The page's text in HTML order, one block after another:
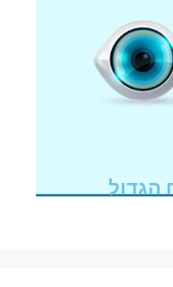
הגדול